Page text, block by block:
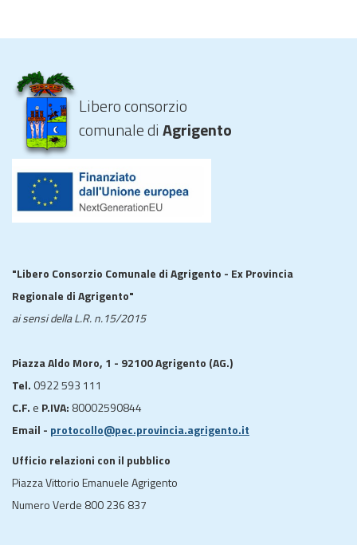
Libero consorzio
comunale diAgrigento
"Libero Consorzio Comunale di Agrigento - Ex Provincia
Regionale di Agrigento"
ai sensi della L.R. n.15/2015
Piazza Aldo Moro, 1 - 92100 Agrigento (AG.)
Tel. 0922 593 111
C.F. e P.IVA: 80002590844
Email - protocollo@pec.provincia.agrigento.it
Ufficio relazioni con il pubblico
Piazza Vittorio Emanuele Agrigento
Numero Verde 800 236 837